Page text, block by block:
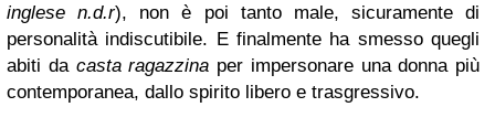
inglese n.d.r), non è poi tanto male, sicuramente di
personalità indiscutibile. E finalmente ha smesso quegli
abiti da casta ragazzina per impersonare una donna più
contemporanea, dallo spirito libero e trasgressivo.